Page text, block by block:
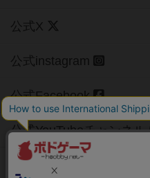
公式X
公式instagram
公式Facebook
公式YouTubeチャンネル